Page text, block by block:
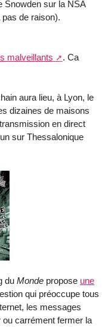
Snowden sur la NSA
pas de raison).
malveillants
. Ca
aura lieu, à Lyon, le
dizaines de maisons
en direct
sur Thessalonique
du Monde propose une
qui préoccupe tous
les messages
carrément fermer la